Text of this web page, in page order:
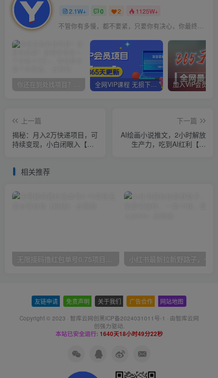
2.1W+ 0 2 1125W+
不管你有多慢，都不要紧，只要你有决心，你最终都会到达想去的地方
你还在到处找项目？还在当韭菜？我靠卖项目一个月收入5万+，曾经我也是个失败者。 全网VIP课程 无损下载~
上一篇
揭秘：月入2万快递项目，可
持续变现，小白闭眼入【附
下一篇
AI绘画小说推文，2小时解放
生产力，吃到AI红利【揭
相关推荐
无限接码撸红包单号0.75项目无偿分享给你【揭秘】
友链申请 免责声明 关于我们 广告合作 网站地图
Copyright © 2023 · 智库云网创黑ICP备2024031011号-1 · 由智库云网
创强力驱动.
本站已安全运行: 1640天18小时49分22秒